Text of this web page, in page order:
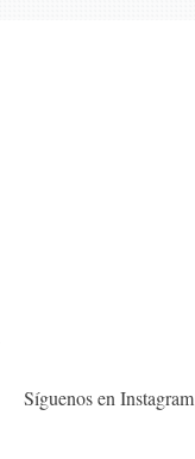
Síguenos en Instagram